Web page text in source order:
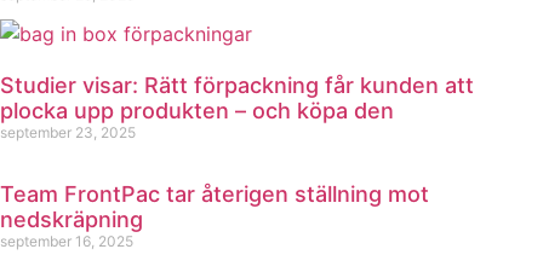
Studier visar: Rätt förpackning får kunden att
plocka upp produkten – och köpa den
september 23, 2025
Team FrontPac tar återigen ställning mot
nedskräpning
september 16, 2025